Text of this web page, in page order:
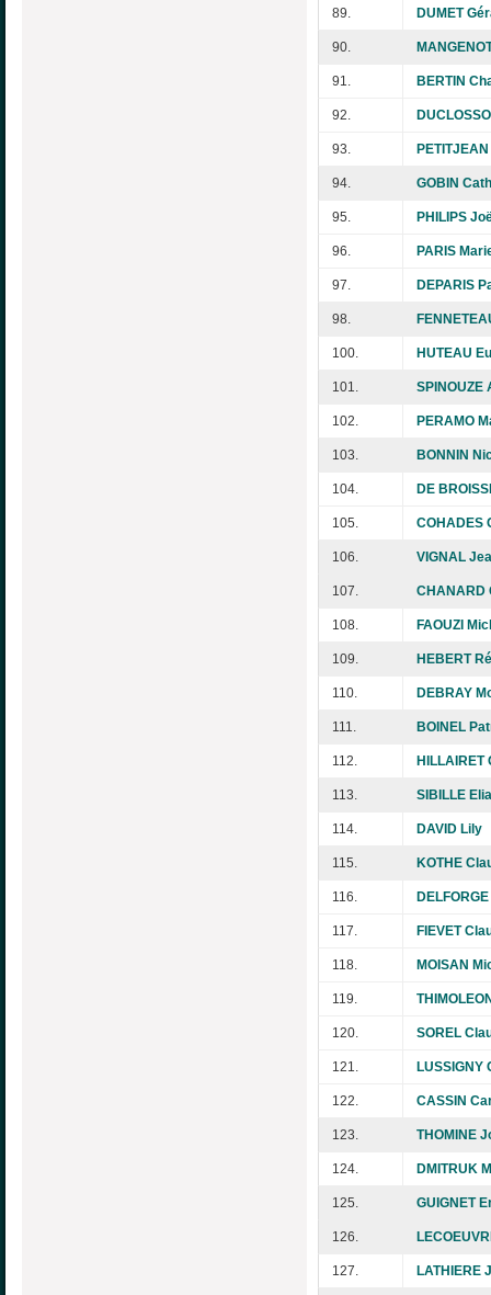
89. DUMET
90.
91. BERTIN
92.
93.
94. GOBIN
95. PHILIPS
96. PARIS
97. DEPARIS
98.
100. HUTEAU
101. SPINOUZE
102. PERAMO
103. BONNIN
104. DE
105. COHADES
106. VIGNAL
107. CHANARD
108. FAOUZI
109. HEBERT
110. DEBRAY
111. BOINEL
112. HILLAIRET
113. SIBILLE
114. DAVID Lily
115. KOTHE
116.
117. FIEVET
118. MOISAN
119.
120. SOREL
121. LUSSIGNY
122. CASSIN
123. THOMINE
124. DMITRUK
125. GUIGNET
126.
127. LATHIERE